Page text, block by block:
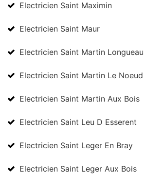
Electricien Saint Maximin
Electricien Saint Maur
Electricien Saint Martin Longueau
Electricien Saint Martin Le Noeud
Electricien Saint Martin Aux Bois
Electricien Saint Leu D Esserent
Electricien Saint Leger En Bray
Electricien Saint Leger Aux Bois